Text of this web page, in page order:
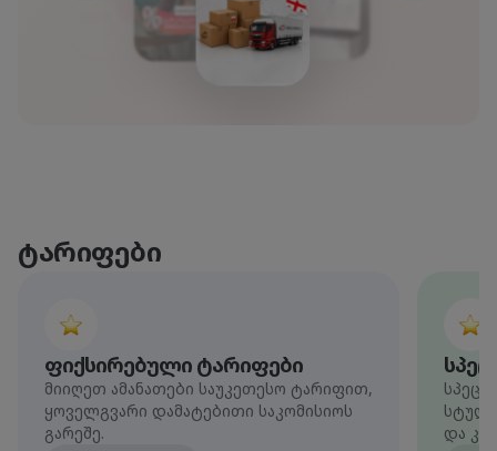
ტარიფები
ფიქსირებული ტარიფები
მიიღეთ ამანათები საუკეთესო ტარიფით,
ყოველგვარი დამატებითი საკომისიოს
გარეშე.
და